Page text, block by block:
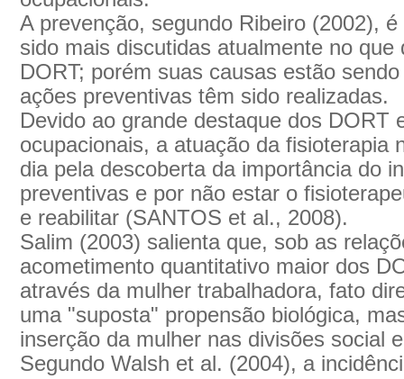
A prevenção, segundo Ribeiro (2002),
sido mais discutidas atualmente no
DORT; porém suas causas estão
ações preventivas têm sido realizadas.
Devido ao grande destaque dos DORT
ocupacionais, a atuação da fisioterapia
dia pela descoberta da importância do
preventivas e por não estar o
e reabilitar (SANTOS et al., 2008).
Salim (2003) salienta que, sob as
acometimento quantitativo maior dos
através da mulher trabalhadora, fato
uma "suposta" propensão biológica,
inserção da mulher nas divisões social
Segundo Walsh et al. (2004), a